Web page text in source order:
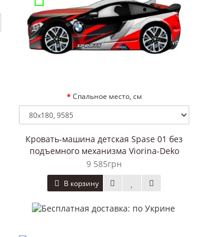
Спальное место, см
Кровать-машина детская Spase 01 без
подъемного механизма Viorina-Deko
9 585грн
В корзину